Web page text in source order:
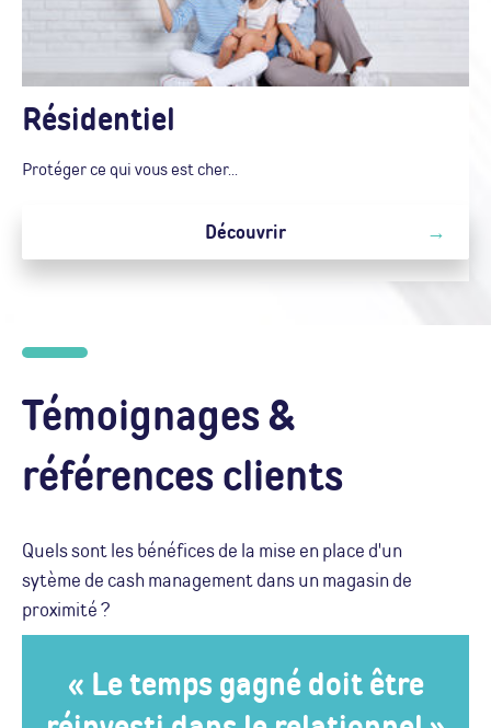
Résidentiel
Protéger ce qui vous est cher...
Découvrir
Témoignages &
références clients
Quels sont les bénéfices de la mise en place d'un
sytème de cash management dans un magasin de
proximité ?
« Le temps gagné doit être